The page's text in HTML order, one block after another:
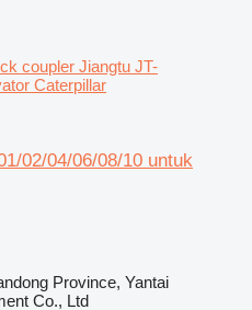
coupler Jiangtu JT-
Caterpillar
02/04/06/08/10 untuk
Province, Yantai
Co., Ltd